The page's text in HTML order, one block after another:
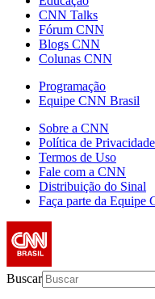
CNN Talks
Fórum CNN
Blogs CNN
Colunas CNN
Programação
Equipe CNN Brasil
Sobre a CNN
Política de Privacidade
Termos de Uso
Fale com a CNN
Distribuição do Sinal
Faça parte da Equipe
Buscar